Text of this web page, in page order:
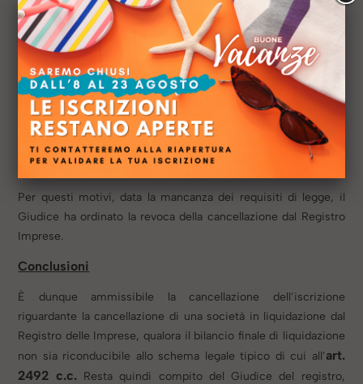
un elemento fondamentale: non recherebbe infatti la voce
“crediti” dell’attivo, contrariamente a quanto risultante dalla
visura prodotta in giudizio dai ricorrenti che mostra
chiaramente l’avvenuta cessione d’azienda.Il bilancio dunque
non può essere considerato conforme allo schema legale
secondo quanto previsto all’
art. 2492 c.c., risultando
chiaramente in contrasto con i dati presenti nel Registro
Imprese che indicano dei crediti ancora da riscuotere in capo
alla s.r.l.
Per questi motivi, data la mancanza dei requisiti di legge, il
Giudice ha ordinato la revoca della cancellazione dal Registro
Imprese.
Conclusioni
È dunque ammissibile la cancellazione dell’iscrizione
riguardante la cancellazione di una società in liquidazione dal
Registro delle Imprese, qualora il bilancio finale di liquidazione
non sia riconducibile allo schema legale tipico di cui all’art.
2492 c.c. Resta quindi compito del Giudice del registro,